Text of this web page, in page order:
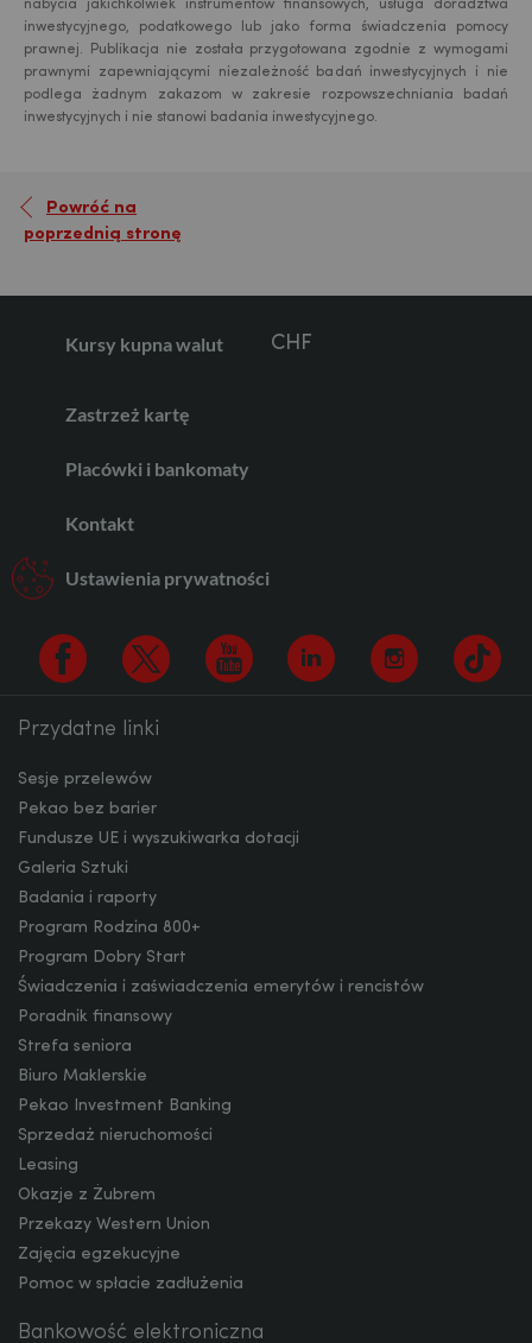
nabycia jakichkolwiek instrumentów finansowych, usługa doradztwa
inwestycyjnego, podatkowego lub jako forma świadczenia pomocy
prawnej. Publikacja nie została przygotowana zgodnie z wymogami
prawnymi zapewniającymi niezależność badań inwestycyjnych i nie
podlega żadnym zakazom w zakresie rozpowszechniania badań
inwestycyjnych i nie stanowi badania inwestycyjnego.
Powróć na
poprzednią stronę
Kursy kupna walut
EUR
CAD
HUF
DKK
Zastrzeż kartę
Placówki i bankomaty
Kontakt
Ustawienia prywatności
FacebookTwitter
Przydatne linki
Sesje przelewów
Pekao bez barier
Fundusze UE i wyszukiwarka dotacji
Galeria Sztuki
Badania i raporty
Program Rodzina 800+
Program Dobry Start
Świadczenia i zaświadczenia emerytów i rencistów
Poradnik finansowy
Strefa seniora
Biuro Maklerskie
Pekao Investment Banking
Sprzedaż nieruchomości
Leasing
Okazje z Żubrem
Przekazy Western Union
Zajęcia egzekucyjne
Pomoc w spłacie zadłużenia
Bankowość elektroniczna